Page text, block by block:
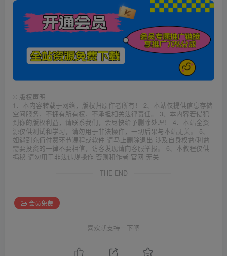
© 版权声明
1、本内容转载于网络，版权归原作者所有！ 2、本站仅提供信息存储
空间服务，不拥有所有权，不承担相关法律责任。 3、本内容若侵犯
到你的版权利益，请联系我们，会尽快给予删除处理！ 4、本站全资
源仅供测试和学习，请勿用于非法操作，一切后果与本站无关。 5、
如遇到充值付费环节课程或软件 请马上删除退出 涉及自身权益/利益
需要投资的一律不要相信，访客发现请向客服举报。 6、本教程仅供
揭秘 请勿用于非法违规操作 否则和作者 官网 无关
THE END
会员免费
喜欢就支持一下吧